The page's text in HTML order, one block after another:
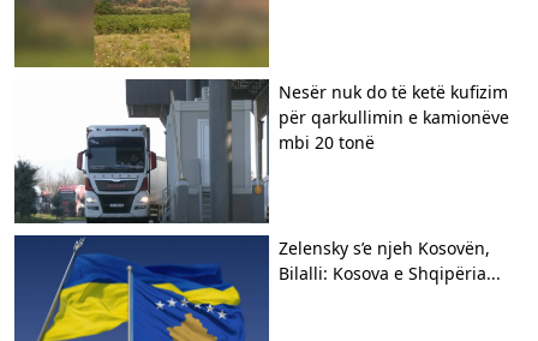
Nesër nuk do të ketë kufizim
për qarkullimin e kamionëve
mbi 20 tonë
Zelensky s’e njeh Kosovën,
Bilalli: Kosova e Shqipëria...